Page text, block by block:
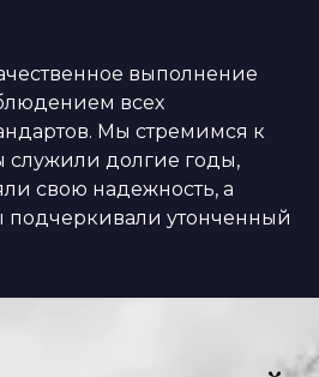
выполнение
всех
Мы стремимся к
служили долгие годы,
свою надежность, а
утонченный